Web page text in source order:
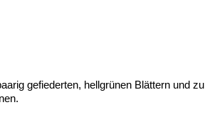
gefiederten, hellgrünen Blättern und zu